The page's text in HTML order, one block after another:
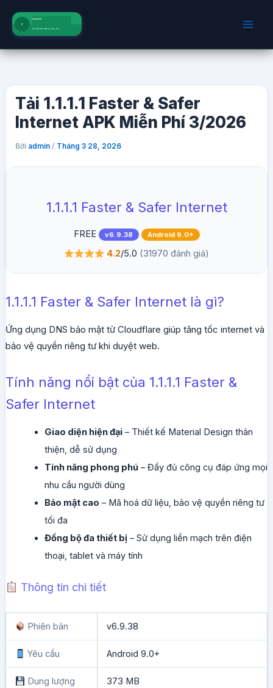
dung
Tải 1.1.1.1 Faster & Safer
Internet APK Miễn Phí 3/2026
Bởi admin / Tháng 3 28, 2026
1.1.1.1 Faster & Safer Internet
FREE v6.9.38 Android 9.0+
4.2/5.0 (31970 đánh giá)
1.1.1.1 Faster & Safer Internet là gì?
Ứng dụng DNS bảo mật từ Cloudflare giúp tăng tốc internet và
bảo vệ quyền riêng tư khi duyệt web.
Tính năng nổi bật của 1.1.1.1 Faster &
Safer Internet
Giao diện hiện đại– Thiết kế Material Design thân
thiện, dễ sử dụng
Tính năng phong phú– Đầy đủ công cụ đáp ứng mọi
nhu cầu người dùng
Bảo mật cao – Mã hoá dữ liệu, bảo vệ quyền riêng tư
tối đa
Đồng bộ đa thiết bị – Sử dụng liền mạch trên điện
thoại, tablet và máy tính
Thông tin chi tiết
Phiên bản v6.9.38
Yêu cầu Android 9.0+
Dung lượng 373 MB